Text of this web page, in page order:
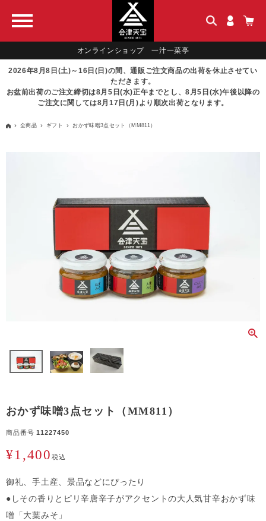
オンラインショップ 一汁一菜亭
2026年8月8日(土)～16日(日)の間、通販ご注文商品の出荷を休止させてい
ただきます。
お盆前出荷のご注文締切は8月5日(水)正午までとし、8月5日(水)午後以降の
ご注文に関しては8月17日(月)より順次出荷となります。
全商品 ギフト おかず味噌3点セット（MM811）
おかず味噌3点セット（MM811）
商品番号 11227450
¥1,400税込
御礼、手土産、景品などにぴったり
●しその香りとピリ辛唐辛子がアクセントの大人気甘辛おかず味
噌「大葉みそ」